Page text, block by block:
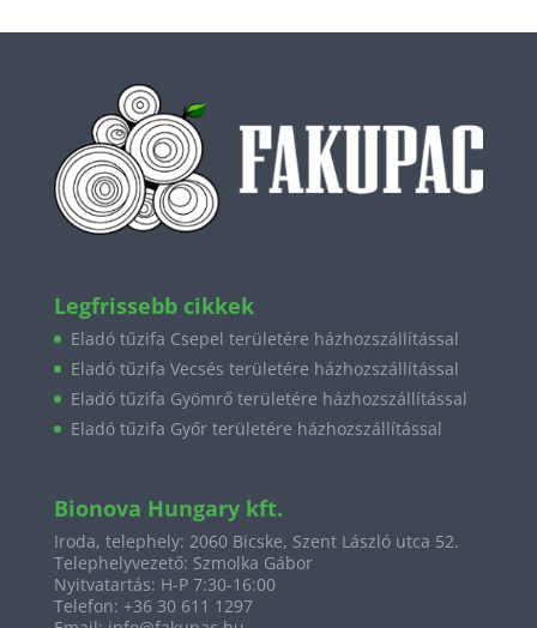
Legfrissebb cikkek
Eladó tűzifa Csepel területére házhozszállítással
Eladó tűzifa Vecsés területére házhozszállítással
Eladó tűzifa Gyömrő területére házhozszállítással
Eladó tűzifa Győr területére házhozszállítással
Bionova Hungary kft.
Iroda, telephely: 2060 Bicske, Szent László utca 52.
Telephelyvezető: Szmolka Gábor
Nyitvatartás: H-P 7:30-16:00
Telefon: +36 30 611 1297